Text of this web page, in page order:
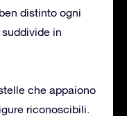
distinto ogni
in
che appaiono
riconoscibili.